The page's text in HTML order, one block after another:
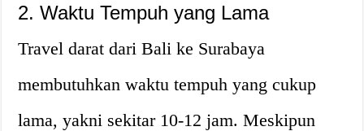
2. Waktu Tempuh yang Lama
Travel darat dari Bali ke Surabaya
membutuhkan waktu tempuh yang cukup
lama, yakni sekitar 10-12 jam. Meskipun